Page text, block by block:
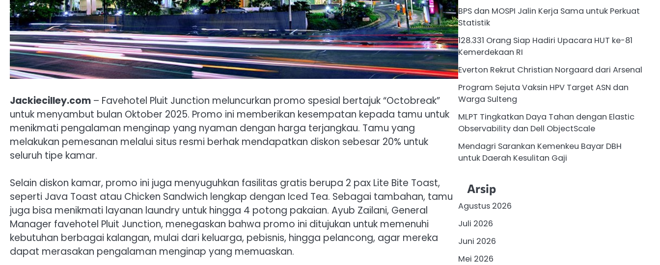
Jackiecilley.com – Favehotel Pluit Junction meluncurkan promo spesial bertajuk “Octobreak”
untuk menyambut bulan Oktober 2025. Promo ini memberikan kesempatan kepada tamu untuk
menikmati pengalaman menginap yang nyaman dengan harga terjangkau. Tamu yang
melakukan pemesanan melalui situs resmi berhak mendapatkan diskon sebesar 20% untuk
seluruh tipe kamar.
Selain diskon kamar, promo ini juga menyuguhkan fasilitas gratis berupa 2 pax Lite Bite Toast,
seperti Java Toast atau Chicken Sandwich lengkap dengan Iced Tea. Sebagai tambahan, tamu
juga bisa menikmati layanan laundry untuk hingga 4 potong pakaian. Ayub Zailani, General
Manager favehotel Pluit Junction, menegaskan bahwa promo ini ditujukan untuk memenuhi
kebutuhan berbagai kalangan, mulai dari keluarga, pebisnis, hingga pelancong, agar mereka
dapat merasakan pengalaman menginap yang memuaskan.
BPS dan MOSPI Jalin Kerja Sama untuk Perkuat
Statistik
128.331 Orang Siap Hadiri Upacara HUT ke-81
Kemerdekaan RI
Everton Rekrut Christian Norgaard dari Arsenal
Program Sejuta Vaksin HPV Target ASN dan
Warga Sulteng
MLPT Tingkatkan Daya Tahan dengan Elastic
Observability dan Dell ObjectScale
Mendagri Sarankan Kemenkeu Bayar DBH
untuk Daerah Kesulitan Gaji
Arsip
Agustus 2026
Juli 2026
Juni 2026
Mei 2026